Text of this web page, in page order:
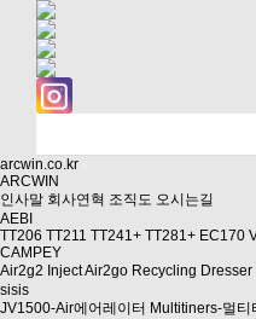
arcwin.co.kr
ARCWIN
인사말 회사연혁 조직도 오시는길
AEBI
TT206 TT211 TT241+ TT281+ EC170
CAMPEY
Air2g2 InjectAir2go Recycling Dresser
sisis
JV1500-Air에어레이터 Multitiners-멀티